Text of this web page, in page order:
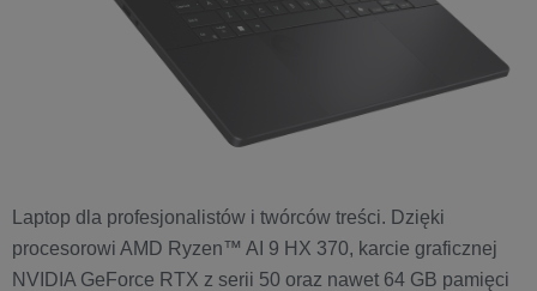
Laptop dla profesjonalistów i twórców treści. Dzięki
procesorowi AMD Ryzen™ AI 9 HX 370, karcie graficznej
NVIDIA GeForce RTX z serii 50 oraz nawet 64 GB pamięci